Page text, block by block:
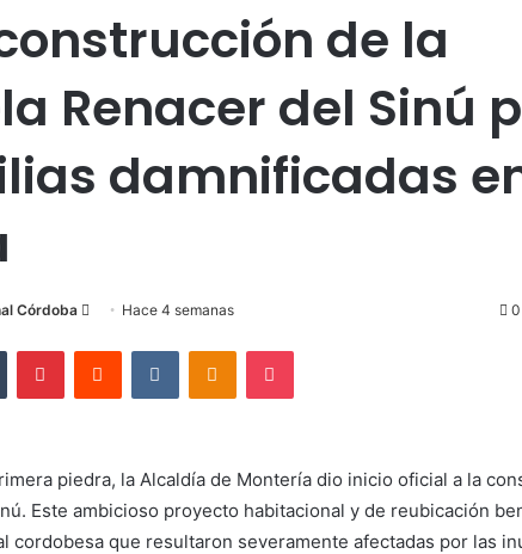
de la
Renacer del Sinú
damnificadas
Córdoba
Send
email
Hace 4 semanas 0
Tumblr PinterestReddit VKontakteOdnoklassniki
Pocket
piedra, la Alcaldía de Montería dio inicio oficial a la
Este ambicioso proyecto habitacional y de reubicación
cordobesa que resultaron severamente afectadas por las